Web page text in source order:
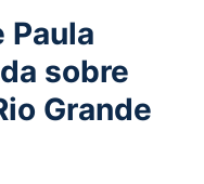
Paula
sobre
Grande